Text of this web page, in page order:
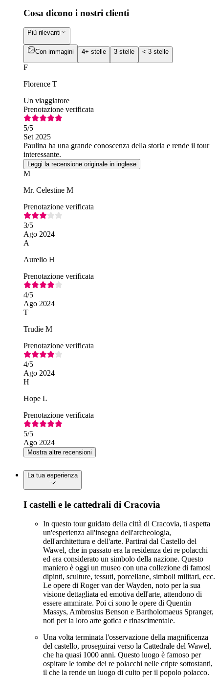
Cosa dicono i nostri clienti
Più rilevanti
Con immagini 4+ stelle 3 stelle < 3 stelle
F
Florence T
Un viaggiatore
Prenotazione verificata
5/5
Set 2025
Paulina ha una grande conoscenza della storia e rende il tour
interessante.
Leggi la recensione originale in inglese
M
Mr. Celestine M
Prenotazione verificata
3/5
Ago 2024
A
Aurelio H
Prenotazione verificata
4/5
Ago 2024
T
Trudie M
Prenotazione verificata
4/5
Ago 2024
H
Hope L
Prenotazione verificata
5/5
Ago 2024
Mostra altre recensioni
La tua esperienza
I castelli e le cattedrali di Cracovia
In questo tour guidato della città di Cracovia, ti aspetta
un'esperienza all'insegna dell'archeologia,
dell'architettura e dell'arte. Partirai dal Castello del
Wawel, che in passato era la residenza dei re polacchi
ed era considerato un simbolo della nazione. Questo
maniero è oggi un museo con una collezione di famosi
dipinti, sculture, tessuti, porcellane, simboli militari, ecc.
Le opere di Roger van der Wayden, noto per la sua
visione dettagliata ed emotiva dell'arte, attendono di
essere ammirate. Poi ci sono le opere di Quentin
Massys, Ambrosius Benson e Bartholomaeus Spranger,
noti per la loro arte gotica e rinascimentale.
Una volta terminata l'osservazione della magnificenza
del castello, proseguirai verso la Cattedrale del Wawel,
che ha quasi 1000 anni. Questo luogo è famoso per
ospitare le tombe dei re polacchi nelle cripte sottostanti,
il che la rende un luogo di culto per il popolo polacco.